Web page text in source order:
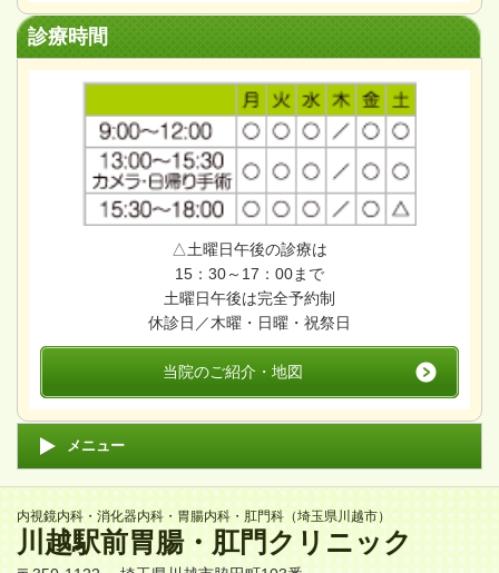
診療時間
△土曜日午後の診療は
15：30～17：00まで
土曜日午後は完全予約制
休診日／木曜・日曜・祝祭日
当院のご紹介・地図
メニュー
内視鏡内科・消化器内科・胃腸内科・肛門科（埼玉県川越市）
川越駅前胃腸・肛門クリニック